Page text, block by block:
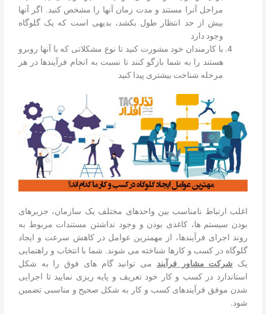
مراحل آنرا مستند و مدت زمان آنها را مشخص کنید. اگر آنها
بیش از حد انتظار طول بکشد، بدیهی است که یک گلوگاه
وجود دارد
با کارمندان خود مشورت کنید تا نوع مشکلاتی که با آنها روبرو
هستند را به شما بازگو کنند تا نسبت به انجام فرآیندها در هر
مرحله شناخت بیشتری پیدا کنید
اغلب ارتباط نامناسب بین واحدهای مختلف یک سازمان، جزیره­ای
بودن سیستم ها، کاغذی بودن و وجود نداشتن مستندات مربوط به
روند اجرای فرآیندها، از مهمترین عوامل در کاهش سرعت و ایجاد
گلوگاه­ در کسب و کارها شناخته می شوند. شما با انتخاب و راهنمایی
یک شرکت مشاور فرآیند می توانید گام های فوق را به شکل
استاندارد در کسب و کار خود تعریف و پایه­ ریزی نمایید تا اجرایی
شدن موفق فرآیندهای کسب و کار به شکل صحیح و مناسبی تضمین
شود.